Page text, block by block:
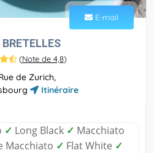
E-mail
BRETELLES
(Note de 4,8)
de Zurich,
Itinéraire
✓ Long Black ✓ Macchiato
Macchiato ✓ Flat White ✓